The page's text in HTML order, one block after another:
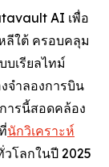
AI เพื่อ
ลีใต้ ครอบคลุม
เรียลไทม์
จำลองการบิน
ารนี้สอดคล้อง
นักวิเคราะห์
โลกในปี 2025